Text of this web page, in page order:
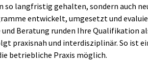
langfristig gehalten, sondern auch
entwickelt, umgesetzt und
Beratung runden Ihre Qualifikation
praxisnah und interdisziplinär. So ist
betriebliche Praxis möglich.